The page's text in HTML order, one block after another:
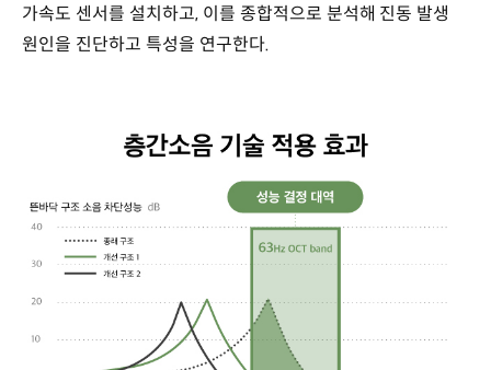
가속도 센서를 설치하고, 이를 종합적으로 분석해 진동 발생
원인을 진단하고 특성을 연구한다.